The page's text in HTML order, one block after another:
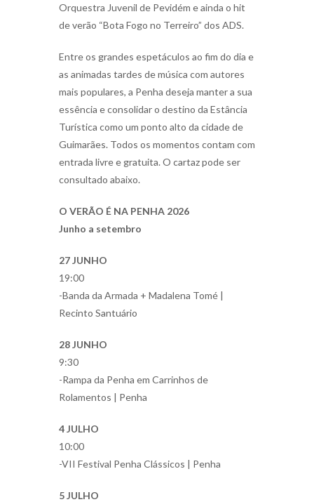
Orquestra Juvenil de Pevidém e ainda o hit
de verão “Bota Fogo no Terreiro” dos ADS.
Entre os grandes espetáculos ao fim do dia e
as animadas tardes de música com autores
mais populares, a Penha deseja manter a sua
essência e consolidar o destino da Estância
Turística como um ponto alto da cidade de
Guimarães. Todos os momentos contam com
entrada livre e gratuita. O cartaz pode ser
consultado abaixo.
O VERÃO É NA PENHA 2026
Junho a setembro
27 JUNHO
19:00
-Banda da Armada + Madalena Tomé |
Recinto Santuário
28 JUNHO
9:30
-Rampa da Penha em Carrinhos de
Rolamentos | Penha
4 JULHO
10:00
-VII Festival Penha Clássicos | Penha
5 JULHO